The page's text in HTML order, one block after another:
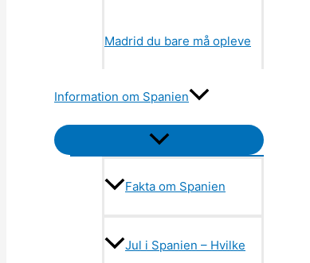
Madrid du bare må opleve
Information om Spanien
Menu
Toggle
Fakta om Spanien
Jul i Spanien – Hvilke